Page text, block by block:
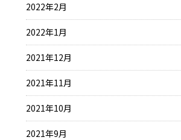
2022年2月
2022年1月
2021年12月
2021年11月
2021年10月
2021年9月